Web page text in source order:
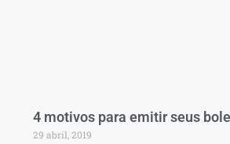
4 motivos para emitir seus
29 abril, 2019